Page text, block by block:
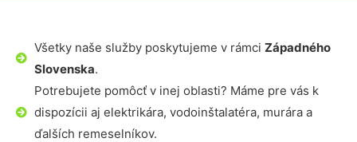
Všetky naše služby poskytujeme v rámci Západného
Slovenska.
Potrebujete pomôcť v inej oblasti? Máme pre vás k
dispozícii aj elektrikára, vodoinštalatéra, murára a
ďalších remeselníkov.